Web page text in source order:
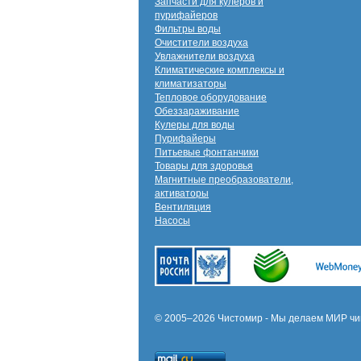
пурифайеров
Фильтры воды
Очистители воздуха
Увлажнители воздуха
Климатические комплексы и
климатизаторы
Тепловое оборудование
Обеззараживание
Кулеры для воды
Пурифайеры
Питьевые фонтанчики
Товары для здоровья
Магнитные преобразователи,
активаторы
Вентиляция
Насосы
© 2005–2026 Чистомир - Мы делаем МИР